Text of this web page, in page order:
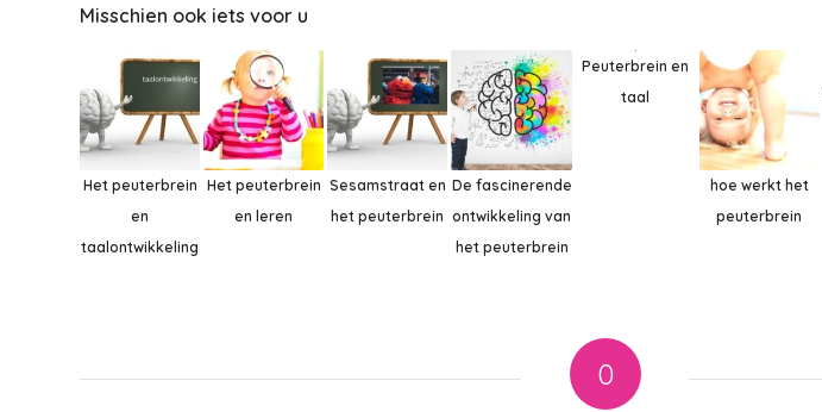
Misschien ook iets voor u
Het peuterbrein
en
taalontwikkeling
Het peuterbrein
en leren
Sesamstraat en
het peuterbrein
De fascinerende
ontwikkeling van
het peuterbrein
Peuterbrein en
taal
hoe werkt het
peuterbrein
0